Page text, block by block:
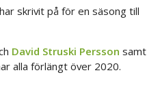
har skrivit på för en säsong till
David Struski Persson samt
alla förlängt över 2020.